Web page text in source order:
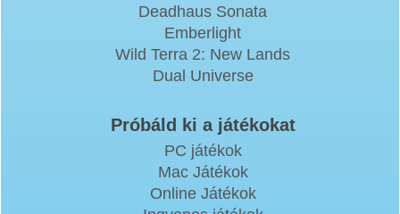
Deadhaus Sonata
Emberlight
Wild Terra 2: New Lands
Dual Universe
Próbáld ki a játékokat
PC játékok
Mac Játékok
Online Játékok